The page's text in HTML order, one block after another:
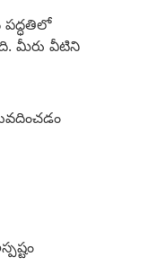
మీరు వీటిని